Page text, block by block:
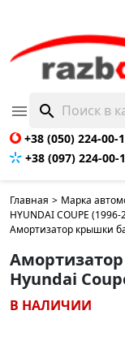
 search
+38 (050) 224-00-
+38 (097) 224-00-
Главная > Марка
HYUNDAI COUPE (1996-
Амортизатор крышки
Hyundai
В НАЛИЧИИ